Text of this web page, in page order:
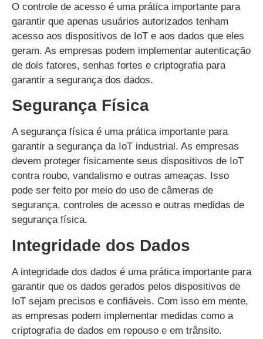
O controle de acesso é uma prática importante para
garantir que apenas usuários autorizados tenham
acesso aos dispositivos de IoT e aos dados que eles
geram. As empresas podem implementar autenticação
de dois fatores, senhas fortes e criptografia para
garantir a segurança dos dados.
Segurança Física
A segurança física é uma prática importante para
garantir a segurança da IoT industrial. As empresas
devem proteger fisicamente seus dispositivos de IoT
contra roubo, vandalismo e outras ameaças. Isso
pode ser feito por meio do uso de câmeras de
segurança, controles de acesso e outras medidas de
segurança física.
Integridade dos Dados
A integridade dos dados é uma prática importante para
garantir que os dados gerados pelos dispositivos de
IoT sejam precisos e confiáveis. Com isso em mente,
as empresas podem implementar medidas como a
criptografia de dados em repouso e em trânsito.